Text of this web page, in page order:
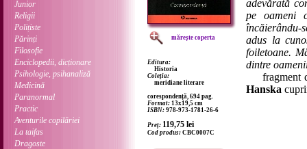
Junior
Religii
Polițiste
Părinți
Filosofie
Enciclopedii, dicționare
Psihologie, psihanaliză
Medicină
Paranormal
Practic
Aventurile copilăriei
La taifas
Dragoste
mărește coperta
Editura:
Historia
Coleția:
meridiane literare
corespondență, 694 pag.
Format: 13x19,5 cm
ISBN: 978-973-1781-26-6
Preț: 119,75 lei
Cod produs: CBC0007C
adevărată
pe oameni
adus la
foiletoane.
dintre
fragment
Hanska